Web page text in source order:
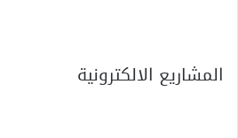
المشاريع الالكترونية